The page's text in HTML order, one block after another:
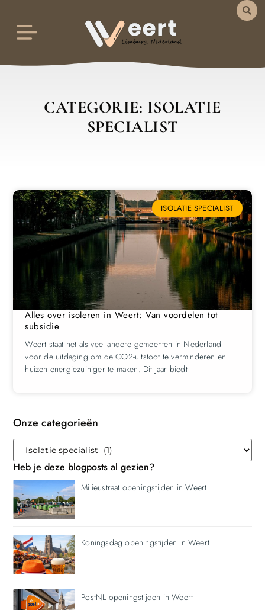
CATEGORIE: ISOLATIE
SPECIALIST
Onze categorieën
Heb je deze blogposts al gezien?
Milieustraat openingstijden in Weert
Koningsdag openingstijden in Weert
PostNL openingstijden in Weert
ISOLATIE SPECIALIST
Alles over isoleren in Weert: Van voordelen tot
subsidie
Weert staat net als veel andere gemeenten in Nederland
voor de uitdaging om de CO2-uitstoot te verminderen en
huizen energiezuiniger te maken. Dit jaar biedt